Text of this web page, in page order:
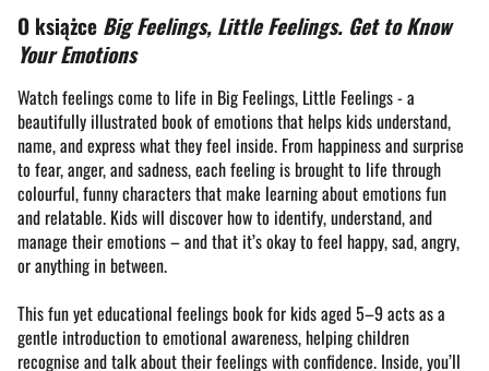
O książce Big Feelings, Little Feelings. Get to Know
Your Emotions
Watch feelings come to life in Big Feelings, Little Feelings - a
beautifully illustrated book of emotions that helps kids understand,
name, and express what they feel inside. From happiness and surprise
to fear, anger, and sadness, each feeling is brought to life through
colourful, funny characters that make learning about emotions fun
and relatable. Kids will discover how to identify, understand, and
manage their emotions – and that it’s okay to feel happy, sad, angry,
or anything in between.
This fun yet educational feelings book for kids aged 5–9 acts as a
gentle introduction to emotional awareness, helping children
recognise and talk about their feelings with confidence. Inside, you’ll